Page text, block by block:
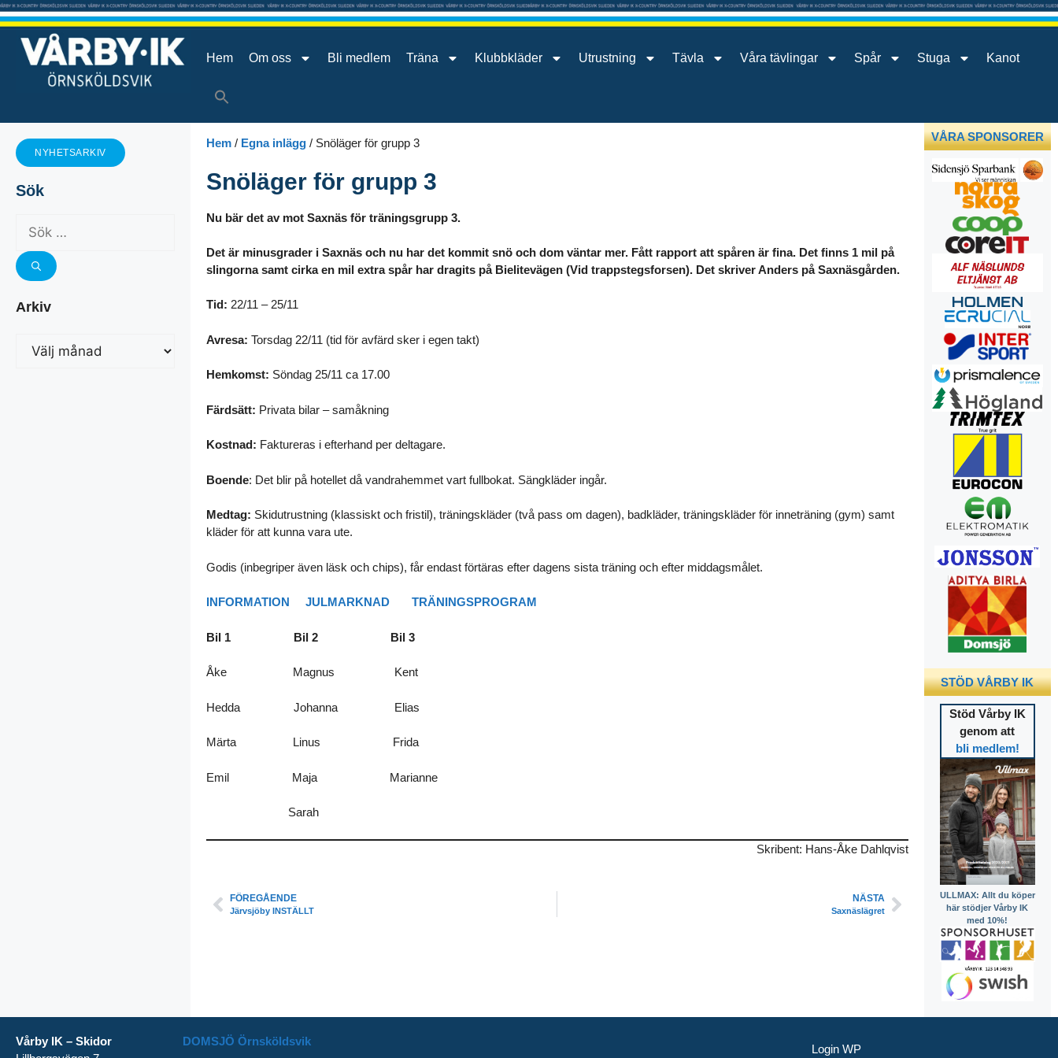
Hem Om oss Bli medlem Träna Klubbkläder Utrustning Tävla Våra tävlingar Spår Stuga Kanot
NYHETSARKIV
Sök
Arkiv
Hem/ Egna inlägg/ Snöläger för grupp 3
Snöläger för grupp 3
Nu bär det av mot Saxnäs för träningsgrupp 3.
Det är minusgrader i Saxnäs och nu har det kommit snö och dom väntar mer. Fått rapport att spåren är fina. Det finns 1 mil på
slingorna samt cirka en mil extra spår har dragits på Bielitevägen (Vid trappstegsforsen). Det skriver Anders på Saxnäsgården.
Tid: 22/11 – 25/11
Avresa: Torsdag 22/11 (tid för avfärd sker i egen takt)
Hemkomst: Söndag 25/11 ca 17.00
Färdsätt: Privata bilar – samåkning
Kostnad: Faktureras i efterhand per deltagare.
Boende: Det blir på hotellet då vandrahemmet vart fullbokat. Sängkläder ingår.
Medtag: Skidutrustning (klassiskt och fristil), träningskläder (två pass om dagen), badkläder, träningskläder för inneträning (gym) samt
kläder för att kunna vara ute.
Godis (inbegriper även läsk och chips), får endast förtäras efter dagens sista träning och efter middagsmålet.
INFORMATION JULMARKNAD TRÄNINGSPROGRAM
Bil 1 Bil 2 Bil 3
Åke Magnus Kent
Hedda Johanna Elias
Märta Linus Frida
Emil Maja Marianne
Sarah
Skribent: Hans-Åke Dahlqvist
FÖREGÅENDE
Järvsjöby INSTÄLLT
NÄSTA
Saxnäslägret
VÅRA SPONSORER
STÖD VÅRBY IK
Stöd Vårby IK
genom att
bli medlem!
ULLMAX: Allt du köper
här stödjer Vårby IK
med 10%!
Vårby IK – Skidor
DOMSJÖ Örnsköldsvik
Login WP